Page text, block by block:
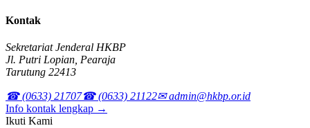
Kontak
Sekretariat Jenderal HKBP
Jl. Putri Lopian, Pearaja
Tarutung 22413
☎ (0633) 21707☎ (0633) 21122✉ admin@hkbp.or.id
Info kontak lengkap →
Ikuti Kami